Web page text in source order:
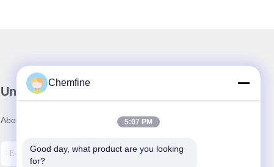
Unser Newsletter
Abonnieren Sie unseren Newsletter für Rabatte und mehr.
Chemfine
5:07 PM
Good day, what product are you looking
for?